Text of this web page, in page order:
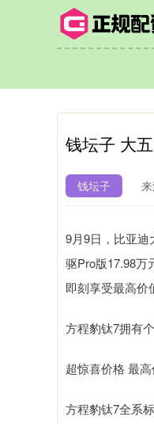
钱坛子 大
钱坛子
9月9日，比亚迪
驱Pro版17.98万
即刻享受最高价
方程豹钛7拥有
超惊喜价格 最
方程豹钛7全系